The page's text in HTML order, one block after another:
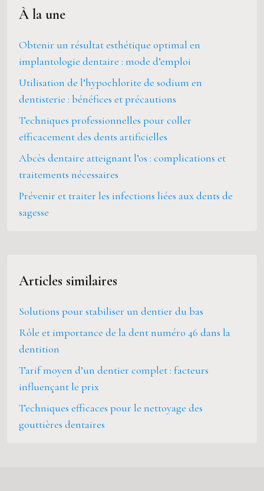
À la une
Obtenir un résultat esthétique optimal en
implantologie dentaire : mode d’emploi
Utilisation de l’hypochlorite de sodium en
dentisterie : bénéfices et précautions
Techniques professionnelles pour coller
efficacement des dents artificielles
Abcès dentaire atteignant l’os : complications et
traitements nécessaires
Prévenir et traiter les infections liées aux dents de
sagesse
Articles similaires
Solutions pour stabiliser un dentier du bas
Rôle et importance de la dent numéro 46 dans la
dentition
Tarif moyen d’un dentier complet : facteurs
influençant le prix
Techniques efficaces pour le nettoyage des
gouttières dentaires